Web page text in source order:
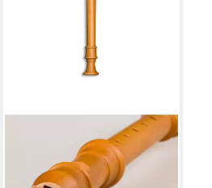
Sopran Blockflöten (Barock),
5107 Denner - Sopran
Blockflöte (Barock)